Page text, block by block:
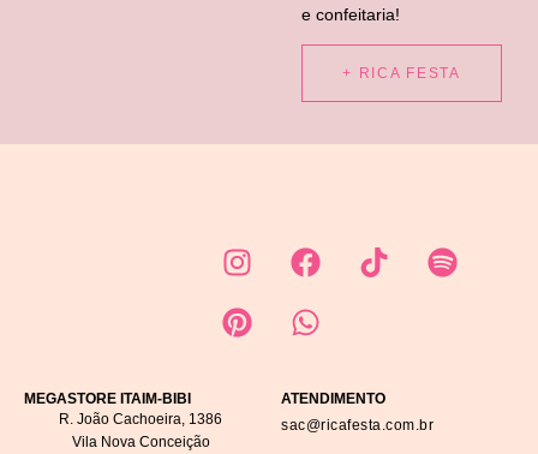
e confeitaria!
+ RICA FESTA
MEGASTORE ITAIM-BIBI
R. João Cachoeira, 1386
Vila Nova Conceição
ATENDIMENTO
sac@ricafesta.com.br